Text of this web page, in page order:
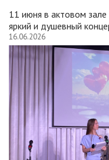
11 июня в актовом зале
яркий и душевный
16.06.2026